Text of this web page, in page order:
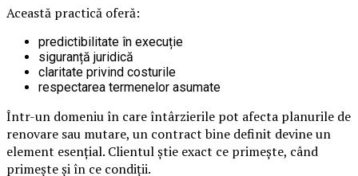
Această practică oferă:
predictibilitate în execuție
siguranță juridică
claritate privind costurile
respectarea termenelor asumate
Într-un domeniu în care întârzierile pot afecta planurile de
renovare sau mutare, un contract bine definit devine un
element esențial. Clientul știe exact ce primește, când
primește și în ce condiții.